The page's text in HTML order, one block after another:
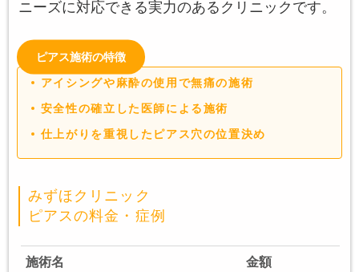
ニーズに対応できる実力のあるクリニックです。
ピアス施術の特徴
アイシングや麻酔の使用で無痛の施術
安全性の確立した医師による施術
仕上がりを重視したピアス穴の位置決め
みずほクリニック
ピアスの料金・症例
施術名 金額